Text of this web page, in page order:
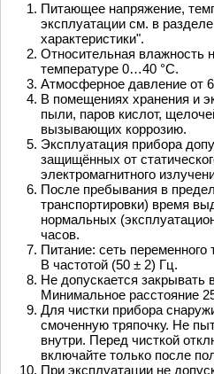
Питающее напряжение,
эксплуатации см. в
характеристики".
Относительная влажность
температуре 0…40 °С.
Атмосферное давление от
В помещениях хранения и
пыли, паров кислот,
вызывающих коррозию.
Эксплуатация прибора
защищённых от
электромагнитного
После пребывания в
транспортировки) время
нормальных
часов.
Питание: сеть
В частотой (50 ± 2) Гц.
Не допускается закрывать
Минимальное расстояние
Для чистки прибора
смоченную тряпочку. Не
внутри. Перед чисткой
включайте только после
При эксплуатации не